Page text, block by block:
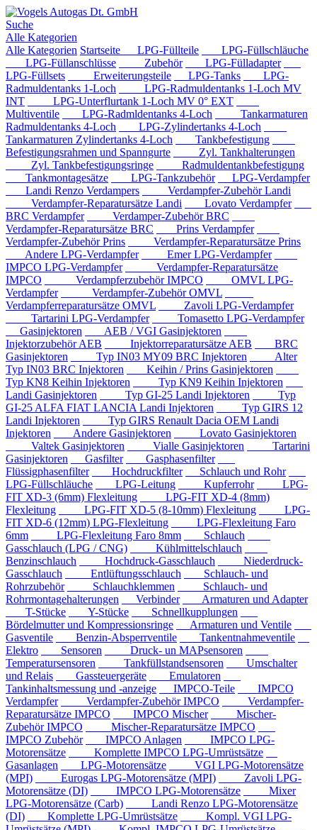
Suche
Alle Kategorien
Alle Kategorien Startseite LPG-Füllteile
LPG-Füllschläuche
LPG-Füllanschlüsse
Zubehör
LPG-Fülladapter
LPG-Füllsets
Erweiterungsteile LPG-Tanks
LPG-
Radmuldentanks 1-Loch
LPG-Radmuldentanks 1-Loch MV
INT
LPG-Unterflurtank 1-Loch MV 0° EXT
Multiventile
LPG-Radmldentanks 4-Loch
Tankarmaturen
Radmuldentanks 4-Loch
LPG-Zylindertanks 4-Loch
Tankarmaturen Zylindertanks 4-Loch
Tankbefestigung
Befestigungsrahmen und Spanngurte
Zyl. Tankhalterungen
Zyl. Tankbefestigungsringe
Radmuldentankbefestigung
Tankmontagesätze
LPG-Tankzubehör
LPG-Verdampfer
Landi Renzo Verdampers
Verdampfer-Zubehör Landi
Verdampfer-Reparatursätze Landi
Lovato Verdampfer
BRC Verdampfer
Verdamper-Zubehör BRC
Verdampfer-Reparatursätze BRC
Prins Verdampfer
Verdampfer-Zubehör Prins
Verdampfer-Reparatursätze Prins
Andere LPG-Verdampfer
Emer LPG-Verdampfer
IMPCO LPG-Verdampfer
Verdampfer-Reparatursätze
IMPCO
Verdampferzubehör IMPCO
OMVL LPG-
Verdampfer
Verdampfer-Zubehör OMVL
Verdampferreparatursätze OMVL
Zavoli LPG-Verdampfer
Tartarini LPG-Verdampfer
Tomasetto LPG-Verdampfer
Gasinjektoren
AEB / VGI Gasinjektoren
Injektorzubehör AEB
Injektorreparatursätze AEB
BRC
Gasinjektoren
Typ IN03 MY09 BRC Injektoren
Alter
Typ IN03 BRC Injektoren
Keihin / Prins Gasinjektoren
Typ KN8 Keihin Injektoren
Typ KN9 Keihin Injektoren
Landi Gasinjektoren
Typ GI-25 Landi Injektoren
Typ
GI-25 ALFA FIAT LANCIA Landi Injektoren
Typ GIRS 12
Landi Injektoren
Typ GIRS Renault Dacia OEM Landi
Injektoren
Andere Gasinjektoren
Lovato Gasinjektoren
Valtek Gasinjektoren
Vialle Gasinjektoren
Tartarini
Gasinjektoren
Gasfilter
Gasphasenfilter
Flüssigphasenfilter
Hochdruckfilter
Schlauch und Rohr
LPG-Füllschläuche
LPG-Leitung Kupferrohr
LPG-
FIT XD-3 (6mm) Flexleitung
LPG-FIT XD-4 (8mm)
Flexleitung
LPG-FIT XD-5 (8-10mm) Flexleitung
LPG-
FIT XD-6 (12mm) LPG-Flexleitung
LPG-Flexleitung Faro
6mm
LPG-Flexleitung Faro 8mm
Schlauch
Gasschlauch (LPG / CNG)
Kühlmittelschlauch
Benzinschlauch
Hochdruck-Gasschlauch
Niederdruck-
Gasschlauch
Entlüftungsschlauch
Schlauch- und
Rohrzubehör
Schlauchklemmen
Schlauch- und
Rohrmontagehalterungen
Verbinder
Armaturen und Adapter
T-Stücke
Y-Stücke
Schnellkupplungen
Bördelmutter und Kompressionsringe
Armaturen und Ventile
Gasventile
Benzin-Absperrventile
Tankentnahmeventile
Elektro
Sensoren
Druck- un MAPsensoren
Temperatursensoren
Tankfüllstandsensoren
Umschalter
und Relais
Gassteuergeräte
Emulatoren
Tankinhaltsmessung und -anzeige
IMPCO-Teile
IMPCO
Verdampfer
Verdampfer-Zubehör IMPCO
Verdampfer-
Reparatursätze IMPCO
IMPCO Mischer
Mischer-
Zubehör IMPCO
Mischer-Reparatursätze IMPCO
IMPCO Zubehör
IMPCO Anlagen
IMPCO LPG-
Motorensätze
Komplette IMPCO LPG-Umrüstsätze
Gasanlagen
LPG-Motorensätze
VGI LPG-Motorensätze
(MPI)
Eurogas LPG-Motorensätze (MPI)
Zavoli LPG-
Motorensätze (DI)
IMPCO LPG-Motorensätze
Mixer
LPG-Motorensätze (Carb)
Landi Renzo LPG-Motorensätze
(DI)
Komplette LPG-Umrüstsätze
Kompl. VGI LPG-